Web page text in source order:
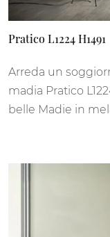
Pratico L1224 H1491
Arreda un
madia Pratico
belle Madie in